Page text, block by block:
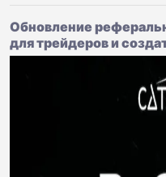
Обновление
для трейдеров и